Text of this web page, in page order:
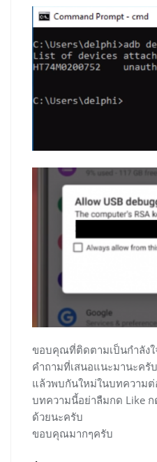
ขอบคุณที่ติดตามเป็นกำลัง
คำถามที่เสนอแนะมานะครับ
แล้วพบกันใหม่ในบทความ
บทความนี้อย่าลืมกด Like ก
ด้วยนะครับ
ขอบคุณมากๆครับ